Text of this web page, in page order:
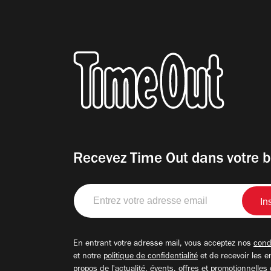
Recevez Time Out dans votre
Entrez
votre
adresse
En entrant votre adresse mail, vous acceptez nos
et notre politique de confidentialité et de recevoir les